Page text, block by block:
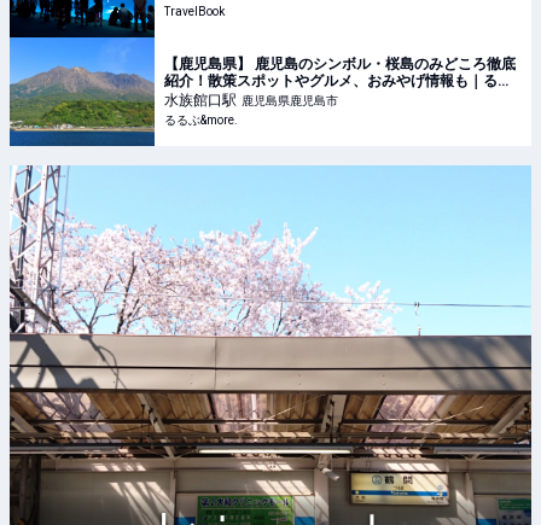
TravelBook
【鹿児島県】 鹿児島のシンボル・桜島のみどころ徹底
紹介！散策スポットやグルメ、おみやげ情報も｜るる
ぶ&more.
水族館口駅 鹿児島県鹿児島市
るるぶ&more.